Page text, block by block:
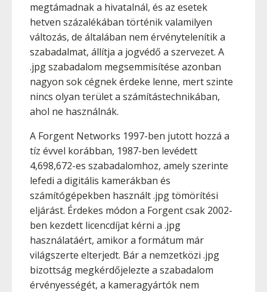
megtámadnak a hivatalnál, és az esetek
hetven százalékában történik valamilyen
változás, de általában nem érvénytelenítik a
szabadalmat, állítja a jogvédő a szervezet. A
.jpg szabadalom megsemmisítése azonban
nagyon sok cégnek érdeke lenne, mert szinte
nincs olyan terület a számítástechnikában,
ahol ne használnák.
A Forgent Networks 1997-ben jutott hozzá a
tíz évvel korábban, 1987-ben levédett
4,698,672-es szabadalomhoz, amely szerinte
lefedi a digitális kamerákban és
számítógépekben használt .jpg tömörítési
eljárást. Érdekes módon a Forgent csak 2002-
ben kezdett licencdíjat kérni a .jpg
használatáért, amikor a formátum már
világszerte elterjedt. Bár a nemzetközi .jpg
bizottság megkérdőjelezte a szabadalom
érvényességét, a kameragyártók nem